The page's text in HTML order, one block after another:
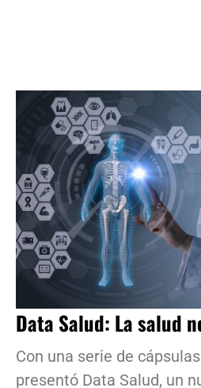
Data Salud: La salud
Con una serie de
presentó Data Salud, un